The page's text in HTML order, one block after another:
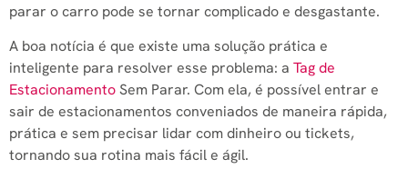
parar o carro pode se tornar complicado e desgastante.
A boa notícia é que existe uma solução prática e
inteligente para resolver esse problema: a Tag de
EstacionamentoSem Parar. Com ela, é possível entrar e
sair de estacionamentos conveniados de maneira rápida,
prática e sem precisar lidar com dinheiro ou tickets,
tornando sua rotina mais fácil e ágil.